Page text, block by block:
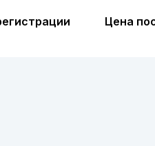
Цена